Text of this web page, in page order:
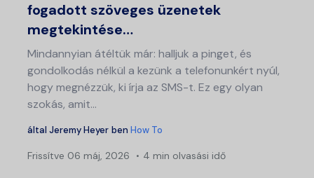
fogadott szöveges üzenetek
megtekintése…
Mindannyian átéltük már: halljuk a pinget, és
gondolkodás nélkül a kezünk a telefonunkért nyúl,
hogy megnézzük, ki írja az SMS-t. Ez egy olyan
szokás, amit...
által Jeremy Heyer ben How To
Frissítve 06 máj, 2026 4 min olvasási idő